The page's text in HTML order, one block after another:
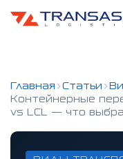
Главная Статьи
Контейнерные
vs LCL — что